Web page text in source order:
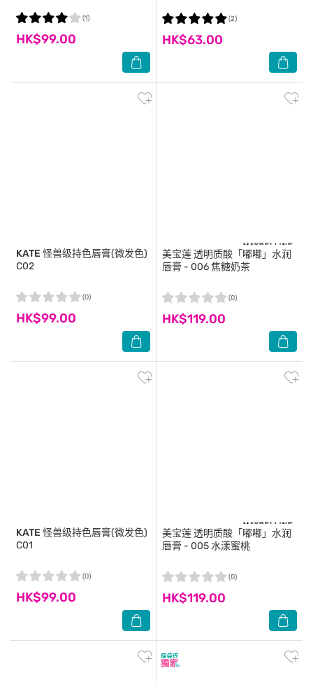
HK$99.00
(1)
HK$63.00
(2)
KATE 怪兽级持色唇膏(微发色)
C02
HK$99.00
(0)
美宝莲透明质酸「嘟嘟」水润
唇膏 - 006 焦糖奶茶
HK$119.00
(0)
KATE 怪兽级持色唇膏(微发色)
C01
HK$99.00
(0)
美宝莲透明质酸「嘟嘟」水润
唇膏 - 005 水漾蜜桃
HK$119.00
(0)